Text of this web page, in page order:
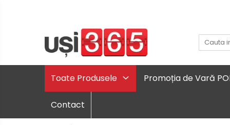
Toate Produsele Promoția de Vară
Contact